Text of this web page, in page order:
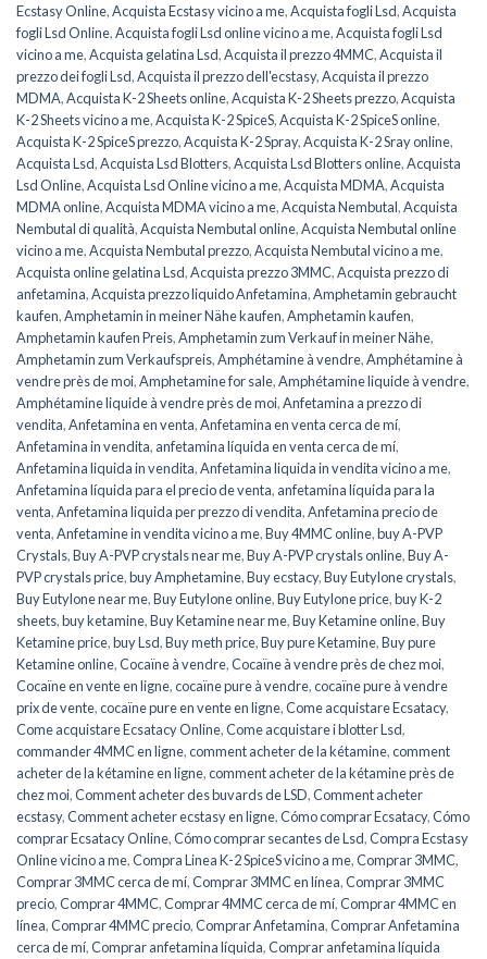
Ecstasy Online,Acquista Ecstasy vicino a me,Acquista fogli Lsd,Acquista
fogli Lsd Online,Acquista fogli Lsd online vicino a me,Acquista fogli Lsd
vicino a me,Acquista gelatina Lsd,Acquista il prezzo 4MMC,Acquista il
prezzo dei fogli Lsd,Acquista il prezzo dell'ecstasy,Acquista il prezzo
MDMA,Acquista K-2 Sheets online,Acquista K-2 Sheets prezzo,Acquista
K-2 Sheets vicino a me,Acquista K-2 SpiceS,Acquista K-2 SpiceS online,
Acquista K-2 SpiceS prezzo,Acquista K-2 Spray,Acquista K-2 Sray online,
Acquista Lsd,Acquista Lsd Blotters,Acquista Lsd Blotters online,Acquista
Lsd Online,Acquista Lsd Online vicino a me,Acquista MDMA,Acquista
MDMA online,Acquista MDMA vicino a me,Acquista Nembutal,Acquista
Nembutal di qualità,Acquista Nembutal online,Acquista Nembutal online
vicino a me,Acquista Nembutal prezzo,Acquista Nembutal vicino a me,
Acquista online gelatina Lsd,Acquista prezzo 3MMC,Acquista prezzo di
anfetamina,Acquista prezzo liquido Anfetamina,Amphetamin gebraucht
kaufen,Amphetamin in meiner Nähe kaufen,Amphetamin kaufen,
Amphetamin kaufen Preis,Amphetamin zum Verkauf in meiner Nähe,
Amphetamin zum Verkaufspreis,Amphétamine à vendre,Amphétamine à
vendre près de moi,Amphetamine for sale,Amphétamine liquide à vendre,
Amphétamine liquide à vendre près de moi,Anfetamina a prezzo di
vendita,Anfetamina en venta,Anfetamina en venta cerca de mí,
Anfetamina in vendita, anfetamina líquida en venta cerca de mí,
Anfetamina liquida in vendita,Anfetamina liquida in vendita vicino a me,
Anfetamina líquida para el precio de venta, anfetamina líquida para la
venta,Anfetamina liquida per prezzo di vendita,Anfetamina precio de
venta,Anfetamine in vendita vicino a me,Buy 4MMC online,buy A-PVP
Crystals,Buy A-PVP crystals near me,Buy A-PVP crystals online,Buy A-
PVP crystals price,buy Amphetamine,Buy ecstacy,Buy Eutylone crystals,
Buy Eutylone near me,Buy Eutylone online,Buy Eutylone price,buy K-2
sheets,buy ketamine,Buy Ketamine near me,Buy Ketamine online,Buy
Ketamine price,buy Lsd,Buy meth price,Buy pure Ketamine,Buy pure
Ketamine online,Cocaïne à vendre,Cocaïne à vendre près de chez moi,
Cocaïne en vente en ligne,cocaïne pure à vendre,cocaïne pure à vendre
prix de vente,cocaïne pure en vente en ligne,Come acquistare Ecsatacy,
Come acquistare Ecsatacy Online,Come acquistare i blotter Lsd,
commander 4MMC en ligne,comment acheter de la kétamine,comment
acheter de la kétamine en ligne,comment acheter de la kétamine près de
chez moi,Comment acheter des buvards de LSD,Comment acheter
ecstasy,Comment acheter ecstasy en ligne,Cómo comprar Ecsatacy,Cómo
comprar Ecsatacy Online,Cómo comprar secantes de Lsd,Compra Ecstasy
Online vicino a me,Compra Linea K-2 SpiceS vicino a me,Comprar 3MMC,
Comprar 3MMC cerca de mí,Comprar 3MMC en línea,Comprar 3MMC
precio,Comprar 4MMC,Comprar 4MMC cerca de mí,Comprar 4MMC en
línea,Comprar 4MMC precio,Comprar Anfetamina,Comprar Anfetamina
cerca de mí,Comprar anfetamina líquida,Comprar anfetamina líquida